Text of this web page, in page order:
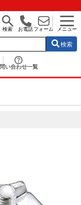
検索 お電話フォーム メニュー
検索
問い合わせ一覧